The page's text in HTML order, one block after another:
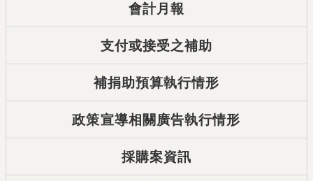
會計月報
支付或接受之補助
補捐助預算執行情形
政策宣導相關廣告執行情形
採購案資訊